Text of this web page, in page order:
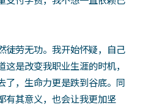
徒劳无功。我开始怀疑，自己
是改变我职业生涯的时机，
了，生命力更是跌到谷底。同
有其意义，也会让我更加坚